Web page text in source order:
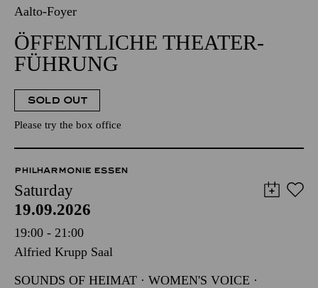
Aalto-Foyer
ÖFFENTLICHE THEATER­
FÜHRUNG
SOLD OUT
Please try the box office
PHILHARMONIE ESSEN
Saturday
19.09.2026
19:00 - 21:00
Alfried Krupp Saal
SOUNDS OF HEIMAT · WOMEN'S VOICE ·